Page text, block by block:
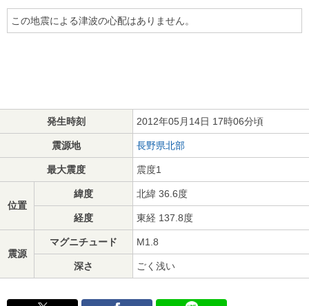
この地震による津波の心配はありません。
発生時刻 2012年05月14日 17時06分頃
震源地 長野県北部
最大震度 震度1
位置
緯度 北緯 36.6度
経度 東経 137.8度
震源
マグニチュード M1.8
深さ ごく浅い